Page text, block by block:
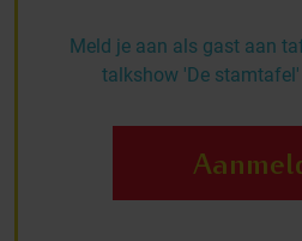
Meld je aan als gast aan
talkshow 'De